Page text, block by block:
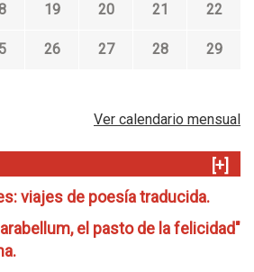
19 20 21 22
26 27 28 29
Ver calendario mensual
[+]
viajes de poesía traducida.
el pasto de la felicidad"